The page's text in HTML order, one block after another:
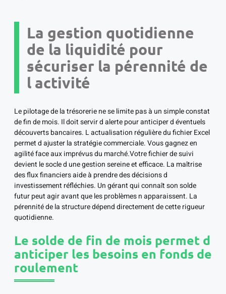
La gestion quotidienne
de la liquidité pour
sécuriser la pérennité de
l activité
Le pilotage de la trésorerie ne se limite pas à un simple constat
de fin de mois. Il doit servir d alerte pour anticiper d éventuels
découverts bancaires. L actualisation régulière du fichier Excel
permet d ajuster la stratégie commerciale. Vous gagnez en
agilité face aux imprévus du marché.Votre fichier de suivi
devient le socle d une gestion sereine et efficace. La maîtrise
des flux financiers aide à prendre des décisions d
investissement réfléchies. Un gérant qui connaît son solde
futur peut agir avant que les problèmes n apparaissent. La
pérennité de la structure dépend directement de cette rigueur
quotidienne.
Le solde de fin de mois permet d
anticiper les besoins en fonds de
roulement